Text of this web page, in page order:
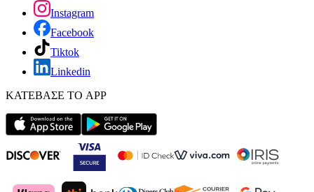
Instagram
Facebook
Tiktok
Linkedin
ΚΑΤΕΒΑΣΕ ΤΟ APP